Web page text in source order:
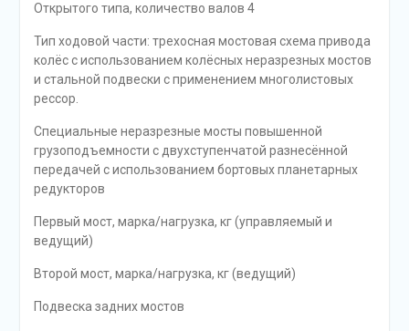
Открытого типа, количество валов 4
Тип ходовой части: трехосная мостовая схема привода
колёс с использованием колёсных неразрезных мостов
и стальной подвески с применением многолистовых
рессор.
Специальные неразрезные мосты повышенной
грузоподъемности с двухступенчатой разнесённой
передачей с использованием бортовых планетарных
редукторов
Первый мост, марка/нагрузка, кг (управляемый и
ведущий)
Второй мост, марка/нагрузка, кг (ведущий)
Подвеска задних мостов